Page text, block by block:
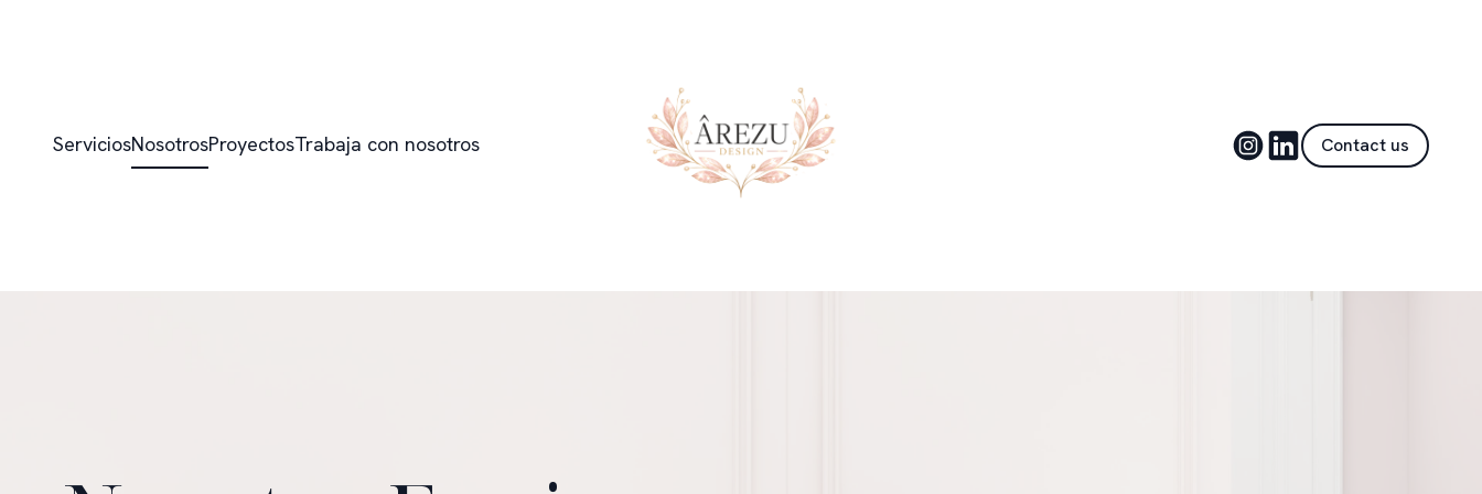
ServiciosNosotrosProyectosTrabaja con nosotros Contact us